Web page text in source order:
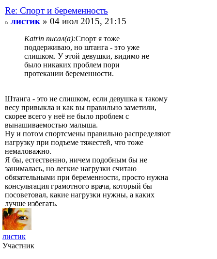
Re: Спорт и беременность
листик» 04 июл 2015, 21:15
Katrin писал(а):Спорт я тоже
поддерживаю, но штанга - это уже
слишком. У этой девушки, видимо не
было никаких проблем пори
протекании беременности.
Штанга - это не слишком, если девушка к такому
весу привыкла и как вы правильно заметили,
скорее всего у неё не было проблем с
вынашиваемостью малыша.
Ну и потом спортсмены правильно распределяют
нагрузку при подъеме тяжестей, что тоже
немаловажно.
Я бы, естественно, ничем подобным бы не
занималась, но легкие нагрузки считаю
обязательными при беременности, просто нужна
консультация грамотного врача, который бы
посоветовал, какие нагрузки нужны, а каких
лучше избегать.
листик
Участник